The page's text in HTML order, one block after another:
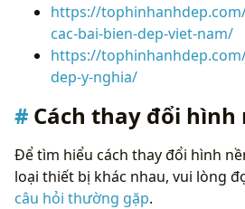
https://
cac-bai-bien-dep-viet-nam/
https://
dep-y-nghia/
Cách thay đổi hình
Để tìm hiểu cách thay đổi hình
loại thiết bị khác nhau, vui lòng
câu hỏi thường gặp.